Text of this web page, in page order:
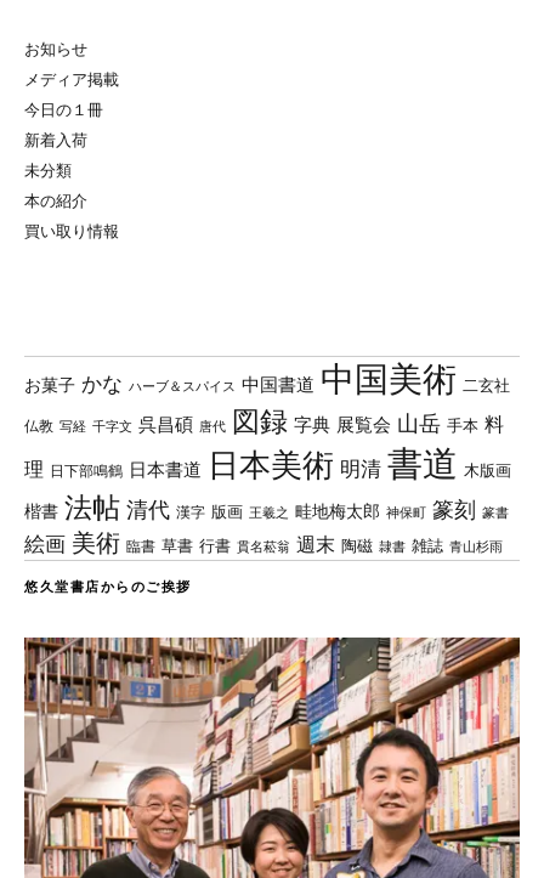
お知らせ
メディア掲載
今日の１冊
新着入荷
未分類
本の紹介
買い取り情報
お菓子 かな ハーブ＆スパイス 中国書道 中国美術 二玄社
仏教 写経 千字文 呉昌碩 唐代 図録 字典 展覧会 山岳 手本 料
理 日下部鳴鶴 日本書道 日本美術 明清 書道 木版画
楷書 法帖 清代 漢字 版画 王羲之 畦地梅太郎 神保町 篆刻 篆書
絵画 美術 臨書 草書 行書 貫名菘翁 週末 陶磁 隷書 雑誌 青山杉雨
悠久堂書店からのご挨拶